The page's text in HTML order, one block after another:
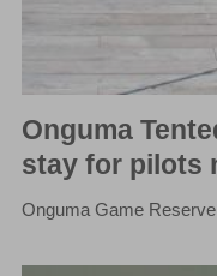
Onguma
stay for pilots
Onguma Game